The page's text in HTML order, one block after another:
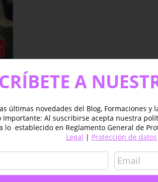
A
últimas novedades del Blog, Formaciones y
Importante: Al suscribirse acepta nuestra
lo establecido en Reglamento General de
Legal | Protección de datos